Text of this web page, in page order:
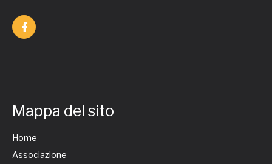
Mappa del sito
Home
Associazione